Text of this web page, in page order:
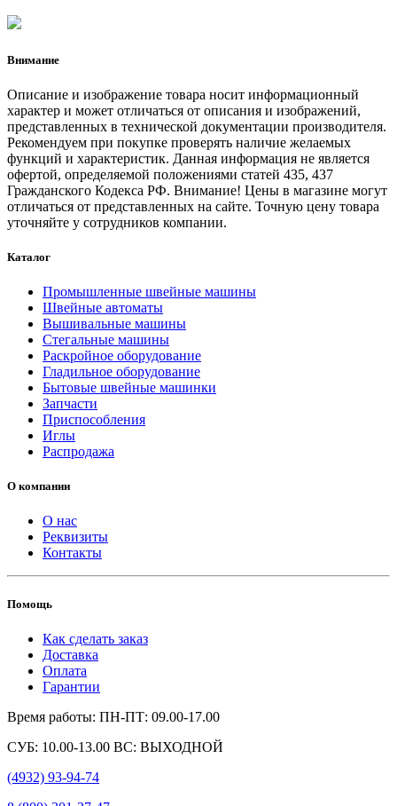
Внимание
Описание и изображение товара носит информационный
характер и может отличаться от описания и изображений,
представленных в технической документации производителя.
Рекомендуем при покупке проверять наличие желаемых
функций и характеристик. Данная информация не является
офертой, определяемой положениями статей 435, 437
Гражданского Кодекса РФ. Внимание! Цены в магазине могут
отличаться от представленных на сайте. Точную цену товара
уточняйте у сотрудников компании.
Каталог
Промышленные швейные машины
Швейные автоматы
Вышивальные машины
Стегальные машины
Раскройное оборудование
Гладильное оборудование
Бытовые швейные машинки
Запчасти
Приспособления
Иглы
Распродажа
О компании
О нас
Реквизиты
Контакты
Помощь
Как сделать заказ
Доставка
Оплата
Гарантии
Время работы: ПН-ПТ: 09.00-17.00
СУБ: 10.00-13.00 ВС: ВЫХОДНОЙ
(4932) 93-94-74